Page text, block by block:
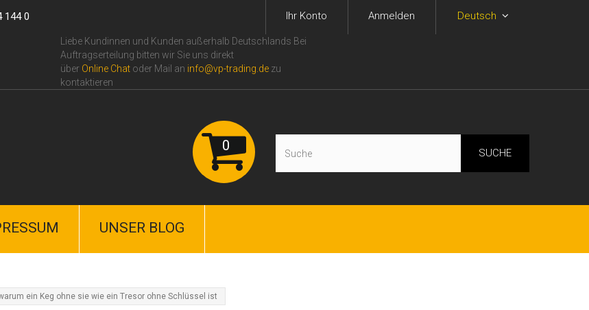
144 0 Deutsch
Anmelden
Ihr Konto
Liebe Kundinnen und Kunden außerhalb Deutschlands Bei
Auftragserteilung bitten wir Sie uns direkt
über Online Сhat oder Mail an info@vp-trading.de zu
kontaktieren
SUCHE
0
UNSER BLOG
ein Keg ohne sie wie ein Tresor ohne Schlüssel ist